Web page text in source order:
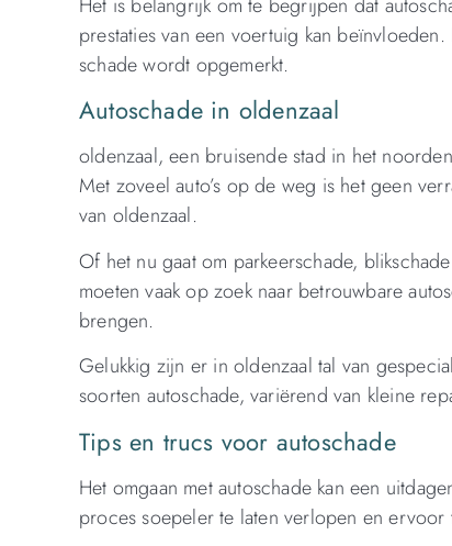
prestaties van een voertuig kan
schade wordt opgemerkt.
Autoschade in oldenzaal
oldenzaal, een bruisende stad in het
Met zoveel auto’s op de weg is het geen
van oldenzaal.
Of het nu gaat om parkeerschade,
moeten vaak op zoek naar betrouwbare
brengen.
Gelukkig zijn er in oldenzaal tal van
soorten autoschade, variërend van kleine
Tips en trucs voor autoschade
Het omgaan met autoschade kan een
proces soepeler te laten verlopen en